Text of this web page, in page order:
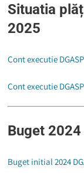
Situatia
2025
Cont executie
Cont executie
Buget 2024
Buget initial 2024